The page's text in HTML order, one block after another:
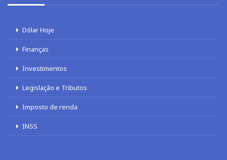
Dólar Hoje
Finanças
Investimentos
Legislação e Tributos
Imposto de renda
INSS